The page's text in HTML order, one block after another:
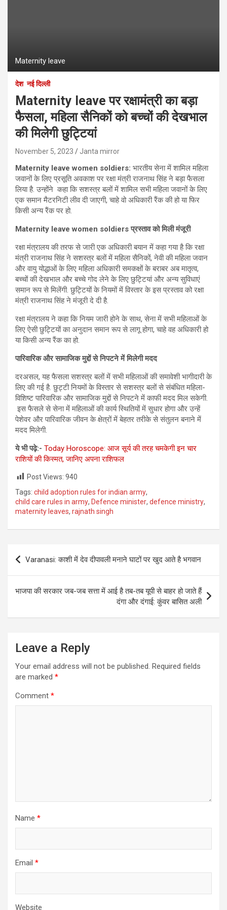
Maternity leave
देश नई दिल्ली
Maternity leave पर रक्षामंत्री का बड़ा
फैसला, महिला सैनिकों को बच्चों की देखभाल
की मिलेगी छुट्टियां
November 5, 2023 Janta mirror
Maternity leave women soldiers: भारतीय सेना में शामिल महिला
जवानों के लिए प्रसूति अवकाश पर रक्षा मंत्री राजनाथ सिंह ने बड़ा फैसला
लिया है. उन्‍होंने कहा कि सशस्त्र बलों में शामिल सभी महिला जवानों के लिए
एक समान मैटरनिटी लीव दी जाएगी, चाहे वो अधिकारी रैंक की हो या फिर
किसी अन्य रैंक पर हो.
Maternity leave women soldiers प्रस्‍ताव को मिली मंजूरी
रक्षा मंत्रालय की तरफ से जारी एक अधिकारी बयान में कहा गया है कि रक्षा
मंत्री राजनाथ सिंह ने सशस्त्र बलों में महिला सैनिकों, नेवी की महिला जवान
और वायु योद्धाओं के लिए महिला अधिकारी समकक्षों के बराबर अब मातृत्व,
बच्चों की देखभाल और बच्चे गोद लेने के लिए छुट्टियां और अन्य सुविधाएं
समान रूप से मिलेंगी. छुट्टियों के नियमों में विस्तार के इस प्रस्‍ताव को रक्षा
मंत्री राजनाथ सिंह ने मंजूरी दे दी है.
रक्षा मंत्रालय ने कहा कि नियम जारी होने के साथ, सेना में सभी महिलाओं के
लिए ऐसी छुट्टियों का अनुदान समान रूप से लागू होगा, चाहे वह अधिकारी हो
या किसी अन्य रैंक का हो.
पारिवारिकऔरसामाजिकमुद्दोंसेनिपटने में मिलेगी मदद
दरअसल, यह फैसला सशस्त्र बलों में सभी महिलाओं की समावेशी भागीदारी के
लिए की गई है. छुट्टी नियमों के विस्तार से सशस्त्र बलों से संबंधित महिला-
विशिष्ट पारिवारिक और सामाजिक मुद्दों से निपटने में काफी मदद मिल सकेगी.
इस फैसले से सेना में महिलाओं की कार्य स्थितियों में सुधार होगा और उन्हें
पेशेवर और पारिवारिक जीवन के क्षेत्रों में बेहतर तरीके से संतुलन बनाने में
मदद मिलेगी.
ये भी पढ़े:- Today Horoscope: आज सूर्य की तरह चमकेगी इन चार
राशियों की किस्मत, जानिए अपना राशिफल
Post Views: 940
Tags: child adoption rules for indian army,
child care rules in army, Defence minister, defence ministry,
maternity leaves, rajnath singh
Post
navigation
Varanasi: काशी में देव दीपावली मनाने घाटों पर खुद आते है भगवान
भाजपा की सरकार जब-जब सत्ता में आई है तब-तब यूपी से बाहर हो जाते हैं
दंगा और दंगाई: कुंवर बासित अली
Leave a Reply
Your email address will not be published. Required fields
are marked *
Comment *
Name *
Email *
Website